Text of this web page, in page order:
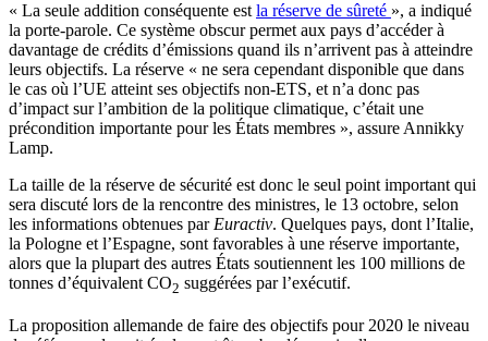
« La seule addition conséquente estla réserve de sûreté », a indiqué
la porte-parole. Ce système obscur permet aux pays d’accéder à
davantage de crédits d’émissions quand ils n’arrivent pas à atteindre
leurs objectifs. La réserve « ne sera cependant disponible que dans
le cas où l’UE atteint ses objectifs non-ETS, et n’a donc pas
d’impact sur l’ambition de la politique climatique, c’était une
précondition importante pour les États membres », assure Annikky
Lamp.
La taille de la réserve de sécurité est donc le seul point important qui
sera discuté lors de la rencontre des ministres, le 13 octobre, selon
les informations obtenues parEuractiv. Quelques pays, dont l’Italie,
la Pologne et l’Espagne, sont favorables à une réserve importante,
alors que la plupart des autres États soutiennent les 100 millions de
tonnes d’équivalent CO2 suggérées par l’exécutif.
La proposition allemande de faire des objectifs pour 2020 le niveau